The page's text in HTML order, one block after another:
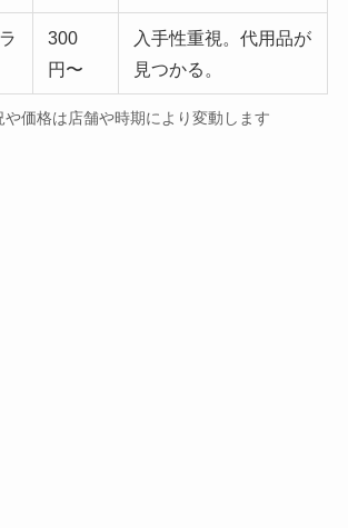
300
円〜
入手性重視。代用品が
見つかる。
価格は店舗や時期により変動します